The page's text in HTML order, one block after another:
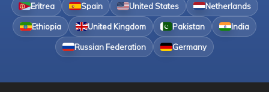
Eritrea Spain United States Netherlands
Ethiopia United Kingdom Pakistan India
Russian Federation Germany